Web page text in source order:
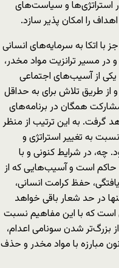
استراتژی‌ها و سیاست‌های
را امکان پذیر سازد.
با اتکا به سرمایه‌های انسانی
مسیر ترانزیت مواد مخدر،
یکی از آسیب‌های اجتماعی
طریق تلاش برای به حداقل
همگان در برنامه‌های
گرفت. به این ترتیب از منظر
به تغییر استراتژی و
در شرایط کنونی و با
حاکم است و آسیب‌هایی که از
حفظ کرامت انسانی،
در حد شعار باقی خواهد
است که با این مفاهیم نسبت
بزرگ‌تر شدن سونامی اعدام،
مبارزه با مواد مخدر و حذف